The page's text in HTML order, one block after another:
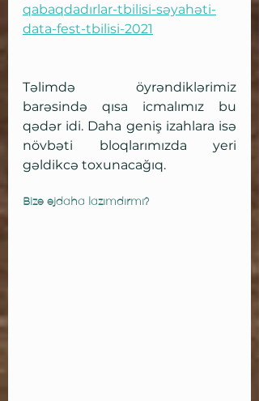
qabaqdadırlar-tbilisi-səyahəti-
data-fest-tbilisi-2021
Təlimdə öyrəndiklərimiz
barəsində qısa icmalımız bu
qədər idi. Daha geniş izahlara isə
növbəti bloqlarımızda yeri
gəldikcə toxunacağıq.
Bizə əjdaha lazımdırmı?